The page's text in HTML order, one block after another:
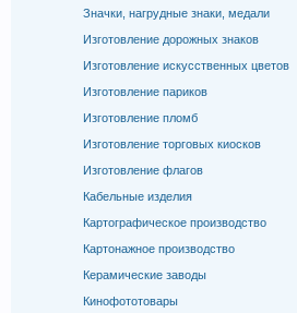
Значки, нагрудные знаки, медали
Изготовление дорожных знаков
Изготовление искусственных цветов
Изготовление париков
Изготовление пломб
Изготовление торговых киосков
Изготовление флагов
Кабельные изделия
Картографическое производство
Картонажное производство
Керамические заводы
Кинофототовары